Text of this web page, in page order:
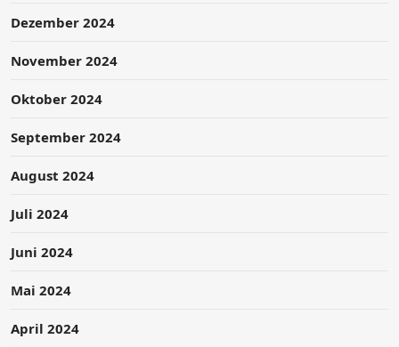
Dezember 2024
November 2024
Oktober 2024
September 2024
August 2024
Juli 2024
Juni 2024
Mai 2024
April 2024